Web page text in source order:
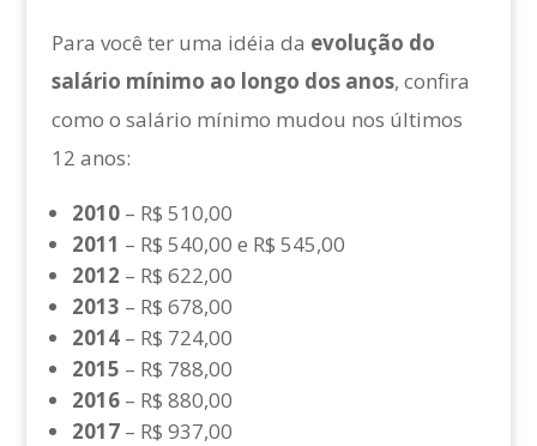
Para você ter uma idéia da evolução do
salário mínimo ao longo dos anos, confira
como o salário mínimo mudou nos últimos
12 anos:
2010– R$ 510,00
2011 – R$ 540,00 e R$ 545,00
2012 – R$ 622,00
2013 – R$ 678,00
2014– R$ 724,00
2015 – R$ 788,00
2016– R$ 880,00
2017– R$ 937,00